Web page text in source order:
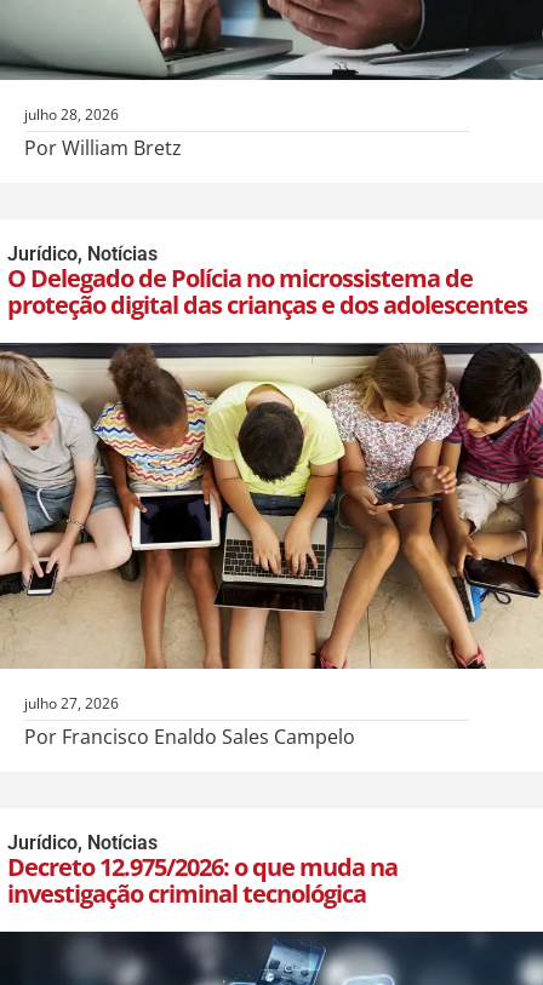
julho 28, 2026
Por William Bretz
Jurídico, Notícias
O Delegado de Polícia no microssistema de
proteção digital das crianças e dos adolescentes
julho 27, 2026
Por Francisco Enaldo Sales Campelo
Jurídico, Notícias
Decreto 12.975/2026: o que muda na
investigação criminal tecnológica